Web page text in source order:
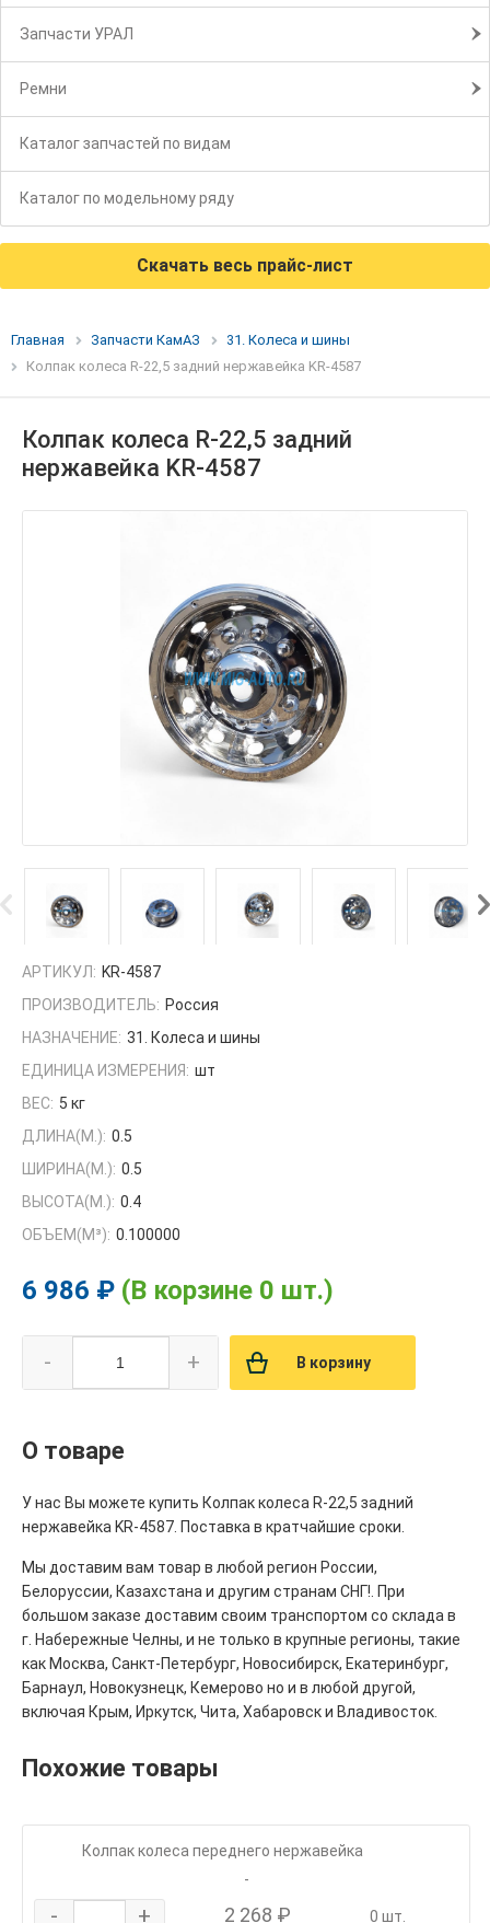
Запчасти УРАЛ
Ремни
Каталог запчастей по видам
Каталог по модельному ряду
Скачать весь прайс-лист
Главная Запчасти КамАЗ
31. Колеса и шины
Колпак колеса R-22,5 задний нержавейка KR-4587
Колпак колеса R-22,5 задний
нержавейка KR-4587
АРТИКУЛ: KR-4587
ПРОИЗВОДИТЕЛЬ: Россия
НАЗНАЧЕНИЕ: 31. Колеса и шины
ЕДИНИЦА ИЗМЕРЕНИЯ: шт
ВЕС: 5 кг
ДЛИНА(М.): 0.5
ШИРИНА(М.): 0.5
ВЫСОТА(М.): 0.4
ОБЪЕМ(M³): 0.100000
6 986 ₽ (В корзине 0 шт.)
- + В корзину
О товаре
У нас Вы можете купить Колпак колеса R-22,5 задний
нержавейка KR-4587. Поставка в кратчайшие сроки.
Мы доставим вам товар в любой регион России,
Белоруссии, Казахстана и другим странам СНГ!. При
большом заказе доставим своим транспортом со склада в
г. Набережные Челны, и не только в крупные регионы, такие
как Москва, Санкт-Петербург, Новосибирск, Екатеринбург,
Барнаул, Новокузнецк, Кемерово но и в любой другой,
включая Крым, Иркутск, Чита, Хабаровск и Владивосток.
Похожие товары
Колпак колеса переднего нержавейка
-
- + 2 268 ₽ 0 шт.